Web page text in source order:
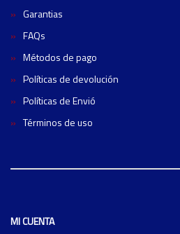
Garantias
FAQs
Métodos de pago
Políticas de devolución
Políticas de Envió
Términos de uso
MI CUENTA